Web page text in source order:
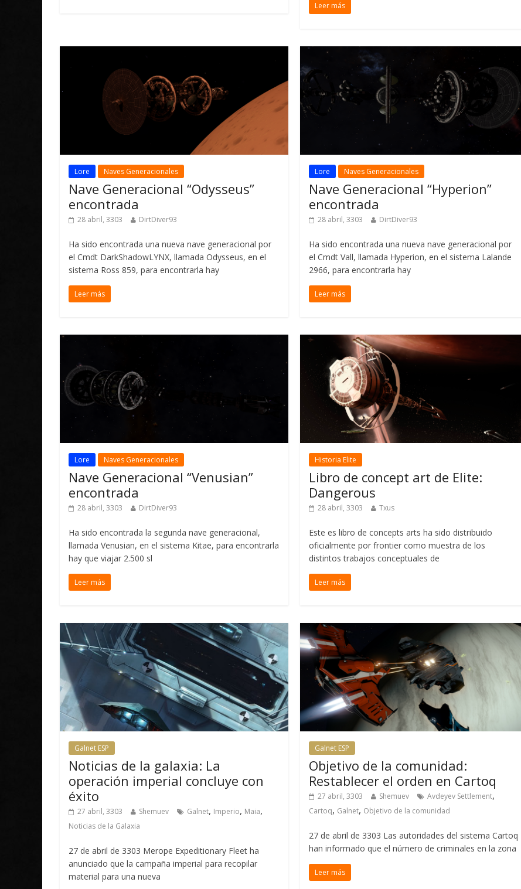
Leer más
Lore Naves Generacionales
Nave Generacional “Odysseus”
encontrada
28 abril, 3303 DirtDiver93
Ha sido encontrada una nueva nave generacional por
el Cmdt DarkShadowLYNX, llamada Odysseus, en el
sistema Ross 859, para encontrarla hay
Leer más
Lore Naves Generacionales
Nave Generacional “Hyperion”
encontrada
28 abril, 3303 DirtDiver93
Ha sido encontrada una nueva nave generacional por
el Cmdt Vall, llamada Hyperion, en el sistema Lalande
2966, para encontrarla hay
Leer más
Lore Naves Generacionales
Nave Generacional “Venusian”
encontrada
28 abril, 3303 DirtDiver93
Ha sido encontrada la segunda nave generacional,
llamada Venusian, en el sistema Kitae, para encontrarla
hay que viajar 2.500 sl
Leer más
Historia Elite
Libro de concept art de Elite:
Dangerous
28 abril, 3303 Txus
Este es libro de concepts arts ha sido distribuido
oficialmente por frontier como muestra de los
distintos trabajos conceptuales de
Leer más
Galnet ESP
Noticias de la galaxia: La
operación imperial concluye con
éxito
27 abril, 3303 Shemuev Galnet, Imperio, Maia,
Noticias de la Galaxia
27 de abril de 3303 Merope Expeditionary Fleet ha
anunciado que la campaña imperial para recopilar
material para una nueva
Galnet ESP
Objetivo de la comunidad:
Restablecer el orden en Cartoq
27 abril, 3303 Shemuev Avdeyev Settlement,
Cartoq, Galnet, Objetivo de la comunidad
27 de abril de 3303 Las autoridades del sistema Cartoq
han informado que el número de criminales en la zona
Leer más